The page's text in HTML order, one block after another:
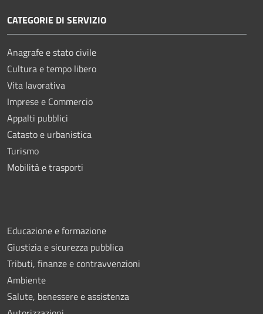
CATEGORIE DI SERVIZIO
Anagrafe e stato civile
Cultura e tempo libero
Vita lavorativa
Imprese e Commercio
Appalti pubblici
Catasto e urbanistica
Turismo
Mobilità e trasporti
Educazione e formazione
Giustizia e sicurezza pubblica
Tributi, finanze e contravvenzioni
Ambiente
Salute, benessere e assistenza